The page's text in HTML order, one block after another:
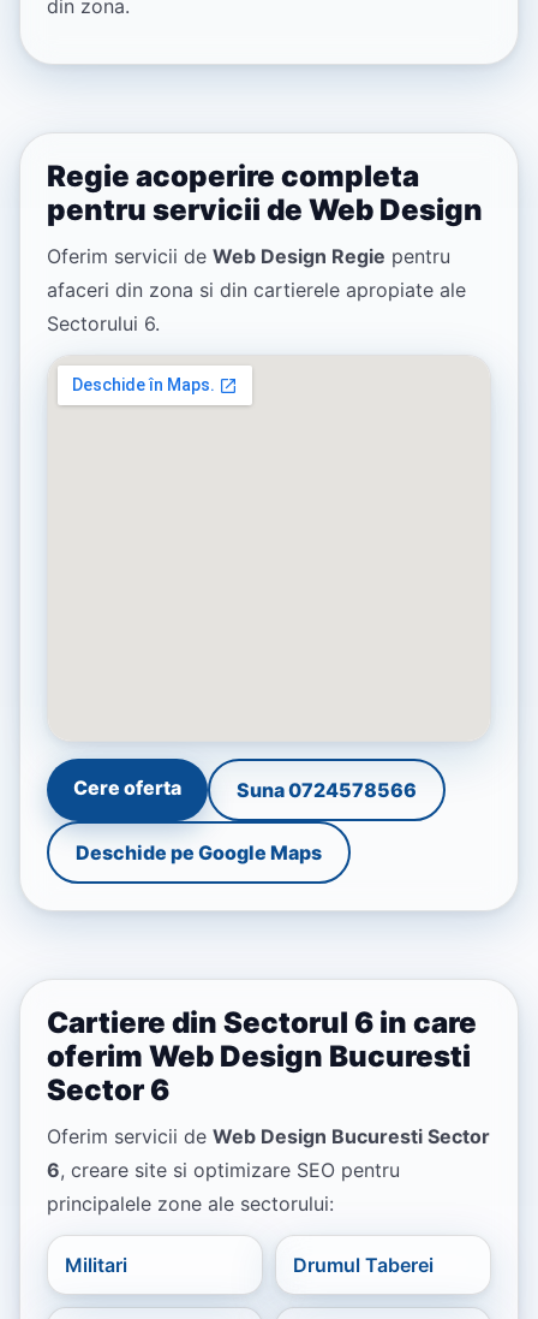
din zona.
Regie acoperire completa
pentru servicii de Web Design
Oferim servicii de Web Design Regie pentru
afaceri din zona si din cartierele apropiate ale
Sectorului 6.
Cere oferta Suna 0724578566
Deschide pe Google Maps
Cartiere din Sectorul 6 in care
oferim Web Design Bucuresti
Sector 6
Oferim servicii de Web Design Bucuresti Sector
6, creare site si optimizare SEO pentru
principalele zone ale sectorului:
Militari Drumul Taberei